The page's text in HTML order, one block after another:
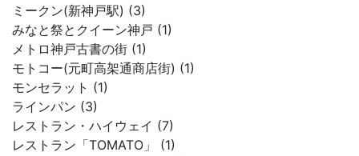
ミークン(新神戸駅) (3)
みなと祭とクイーン神戸 (1)
メトロ神戸古書の街 (1)
モトコー(元町高架通商店街) (1)
モンセラット (1)
ラインパン (3)
レストラン・ハイウェイ (7)
レストラン「TOMATO」 (1)